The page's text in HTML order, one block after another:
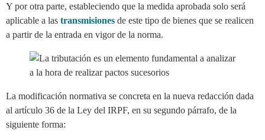
Y por otra parte, estableciendo que la medida aprobada solo será
aplicable a las transmisiones de este tipo de bienes que se realicen
a partir de la entrada en vigor de la norma.
La modificación normativa se concreta en la nueva redacción dada
al artículo 36 de la Ley del IRPF, en su segundo párrafo, de la
siguiente forma: